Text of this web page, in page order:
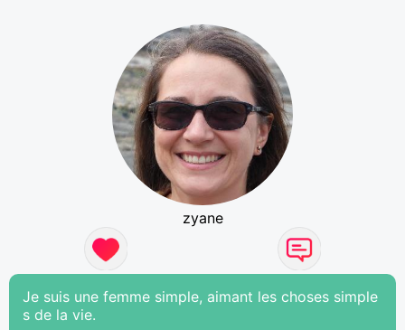
zyane
Je suis une femme simple, aimant les choses simple
s de la vie.